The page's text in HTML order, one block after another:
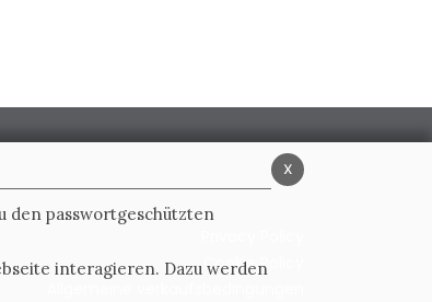
Cookie Policy
x
den passwortgeschützten
interagieren. Dazu werden